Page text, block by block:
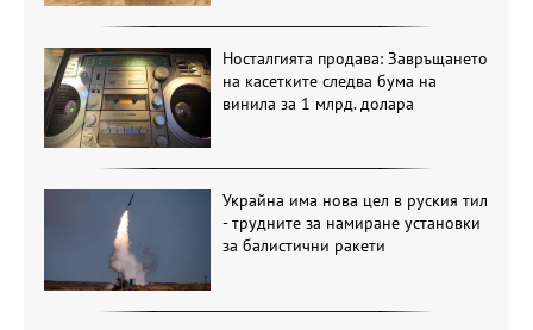
Носталгията продава: Завръщането
на касетките следва бума на
винила за 1 млрд. долара
Украйна има нова цел в руския тил
- трудните за намиране установки
за балистични ракети